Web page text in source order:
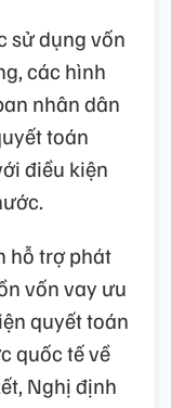
sử dụng vốn
các hình
nhân dân
toán
điều kiện
hỗ trợ phát
vốn vay ưu
quyết toán
quốc tế về
Nghị định